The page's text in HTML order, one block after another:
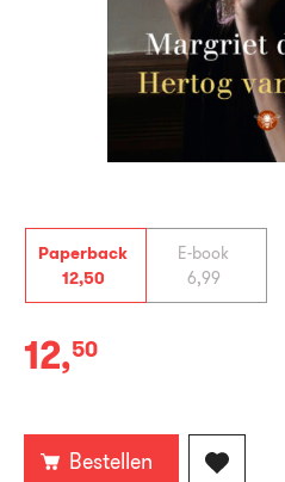
Paperback
12,50
E-book
6,99
Paperback:
12,50
Bestellen